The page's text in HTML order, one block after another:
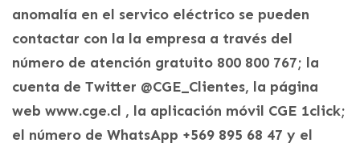
anomalía en el servico eléctrico se pueden
contactar con la la empresa a través del
número de atención gratuito 800 800 767; la
cuenta de Twitter @CGE_Clientes, la página
web www.cge.cl , la aplicación móvil CGE 1click;
el número de WhatsApp +569 895 68 47 y el